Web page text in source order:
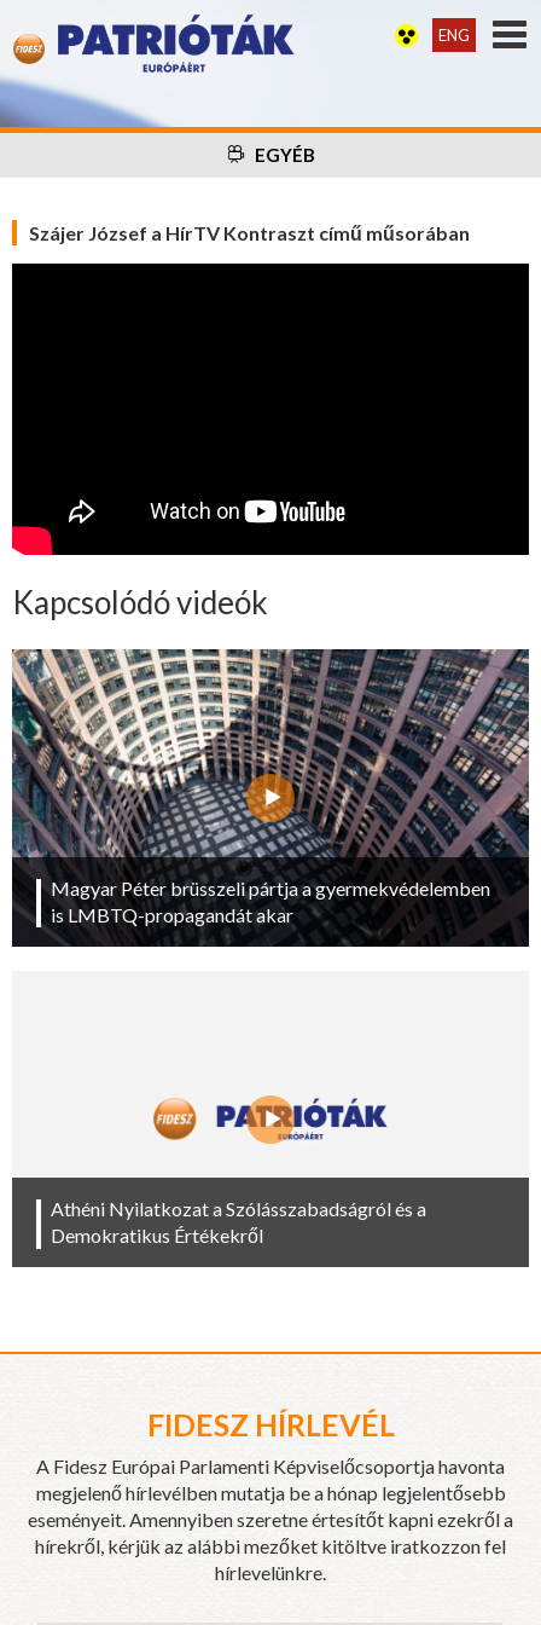
ENG
EGYÉB
Szájer József a HírTV Kontraszt című műsorában
Kapcsolódó videók
Magyar Péter brüsszeli pártja a gyermekvédelemben
is LMBTQ-propagandát akar
Athéni Nyilatkozat a Szólásszabadságról és a
Demokratikus Értékekről
FIDESZ HÍRLEVÉL
A Fidesz Európai Parlamenti Képviselőcsoportja havonta
megjelenő hírlevélben mutatja be a hónap legjelentősebb
eseményeit. Amennyiben szeretne értesítőt kapni ezekről a
hírekről, kérjük az alábbi mezőket kitöltve iratkozzon fel
hírlevelünkre.